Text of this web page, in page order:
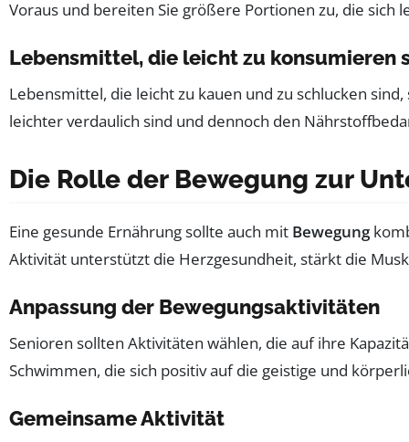
Voraus und bereiten Sie größere Portionen zu, die sich
Lebensmittel, die leicht zu konsumieren
Lebensmittel, die leicht zu kauen und zu schlucken
leichter verdaulich sind und dennoch den
Die Rolle der Bewegung zur
Eine gesunde Ernährung sollte auch mit Bewegung
Aktivität unterstützt die Herzgesundheit, stärkt die
Anpassung der Bewegungsaktivitäten
Senioren sollten Aktivitäten wählen, die auf ihre
Schwimmen, die sich positiv auf die geistige und
Gemeinsame Aktivität